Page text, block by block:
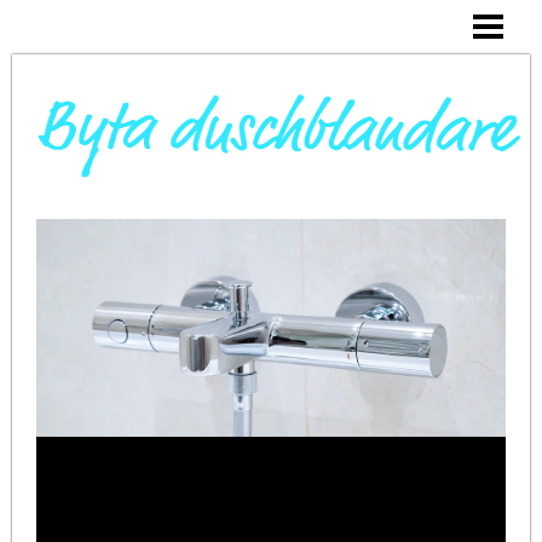
BYTA VARMVATTENBEREDARE
BYTA BLANDARE I HANDFAT